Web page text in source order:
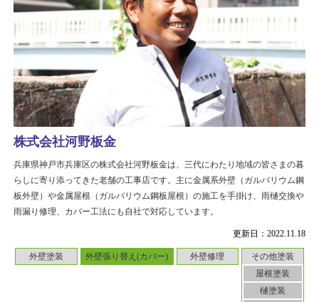
更新日：2022.11.18
外壁塗装 外壁張り替え(カバー) 外壁修理
その他塗装
屋根塗装
樋塗装
株式会社河野板金
兵庫県神戸市兵庫区の株式会社河野板金は、三代にわたり地域の皆さまの暮
らしに寄り添ってきた老舗の工事店です。主に金属系外壁（ガルバリウム鋼
板外壁）や金属屋根（ガルバリウム鋼板屋根）の施工を手掛け、雨樋交換や
雨漏り修理、カバー工法にも自社で対応しています。